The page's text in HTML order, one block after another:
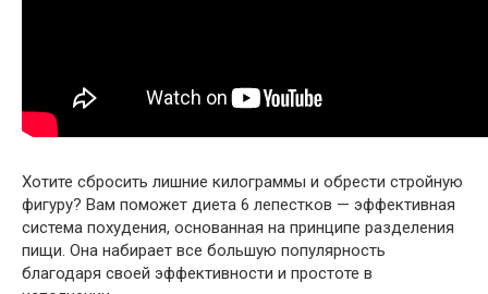
Хотите сбросить лишние килограммы и обрести стройную
фигуру? Вам поможет диета 6 лепестков — эффективная
система похудения, основанная на принципе разделения
пищи. Она набирает все большую популярность
благодаря своей эффективности и простоте в